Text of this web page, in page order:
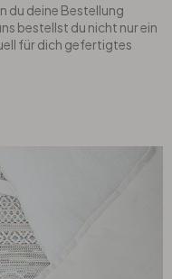
du deine Bestellung
bestellst du nicht nur ein
für dich gefertigtes